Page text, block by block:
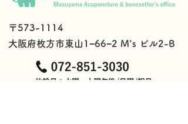
〒573-1114
大阪府枚方市東山1−66−2 M's ビル2-B